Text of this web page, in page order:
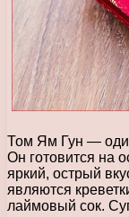
Том Ям Гун —
Он готовится на
яркий, острый
являются
лаймовый сок.